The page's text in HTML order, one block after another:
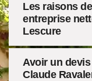
Les raisons
entreprise
Lescure
Avoir un
Claude